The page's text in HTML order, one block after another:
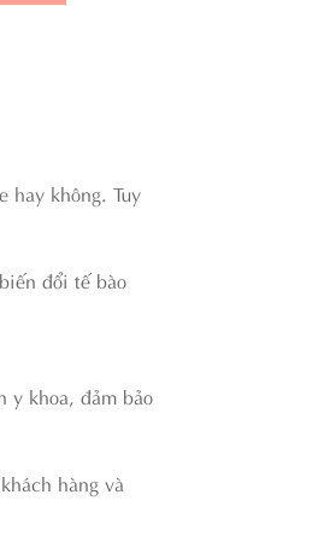
hay không. Tuy
đổi tế bào
y khoa, đảm bảo
hàng và